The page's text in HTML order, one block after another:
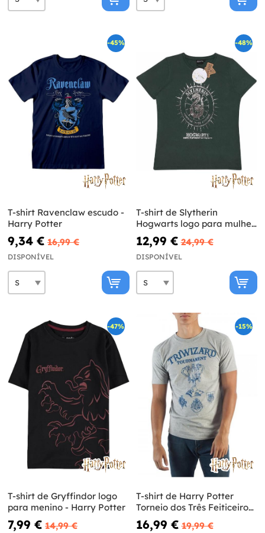
-45%
T-shirt Ravenclaw escudo -
Harry Potter
9,34 € 16,99 €
DISPONÍVEL
-48%
T-shirt de Slytherin
Hogwarts logo para mulher
- Harry Potter
12,99 € 24,99 €
DISPONÍVEL
-47%
T-shirt de Gryffindor logo
para menino - Harry Potter
7,99 € 14,99 €
-15%
T-shirt de Harry Potter
Torneio dos Três Feiticeiros
para homem
16,99 € 19,99 €